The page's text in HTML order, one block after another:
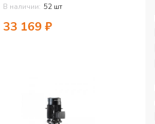
В наличии: 52 шт
33 169 ₽